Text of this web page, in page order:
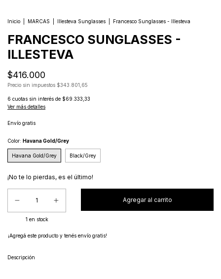
Inicio MARCAS Illesteva Sunglasses Francesco Sunglasses - Illesteva
FRANCESCO SUNGLASSES -
ILLESTEVA
$416.000
Precio sin impuestos $343.801,65
6 cuotas sin interés de $69.333,33
Ver más detalles
Envío gratis
Color: Havana Gold/Grey
Havana Gold/Grey Black/Grey
¡No te lo pierdas, es el último!
1 en stock
¡Agregá este producto y tenés envío gratis!
Descripción